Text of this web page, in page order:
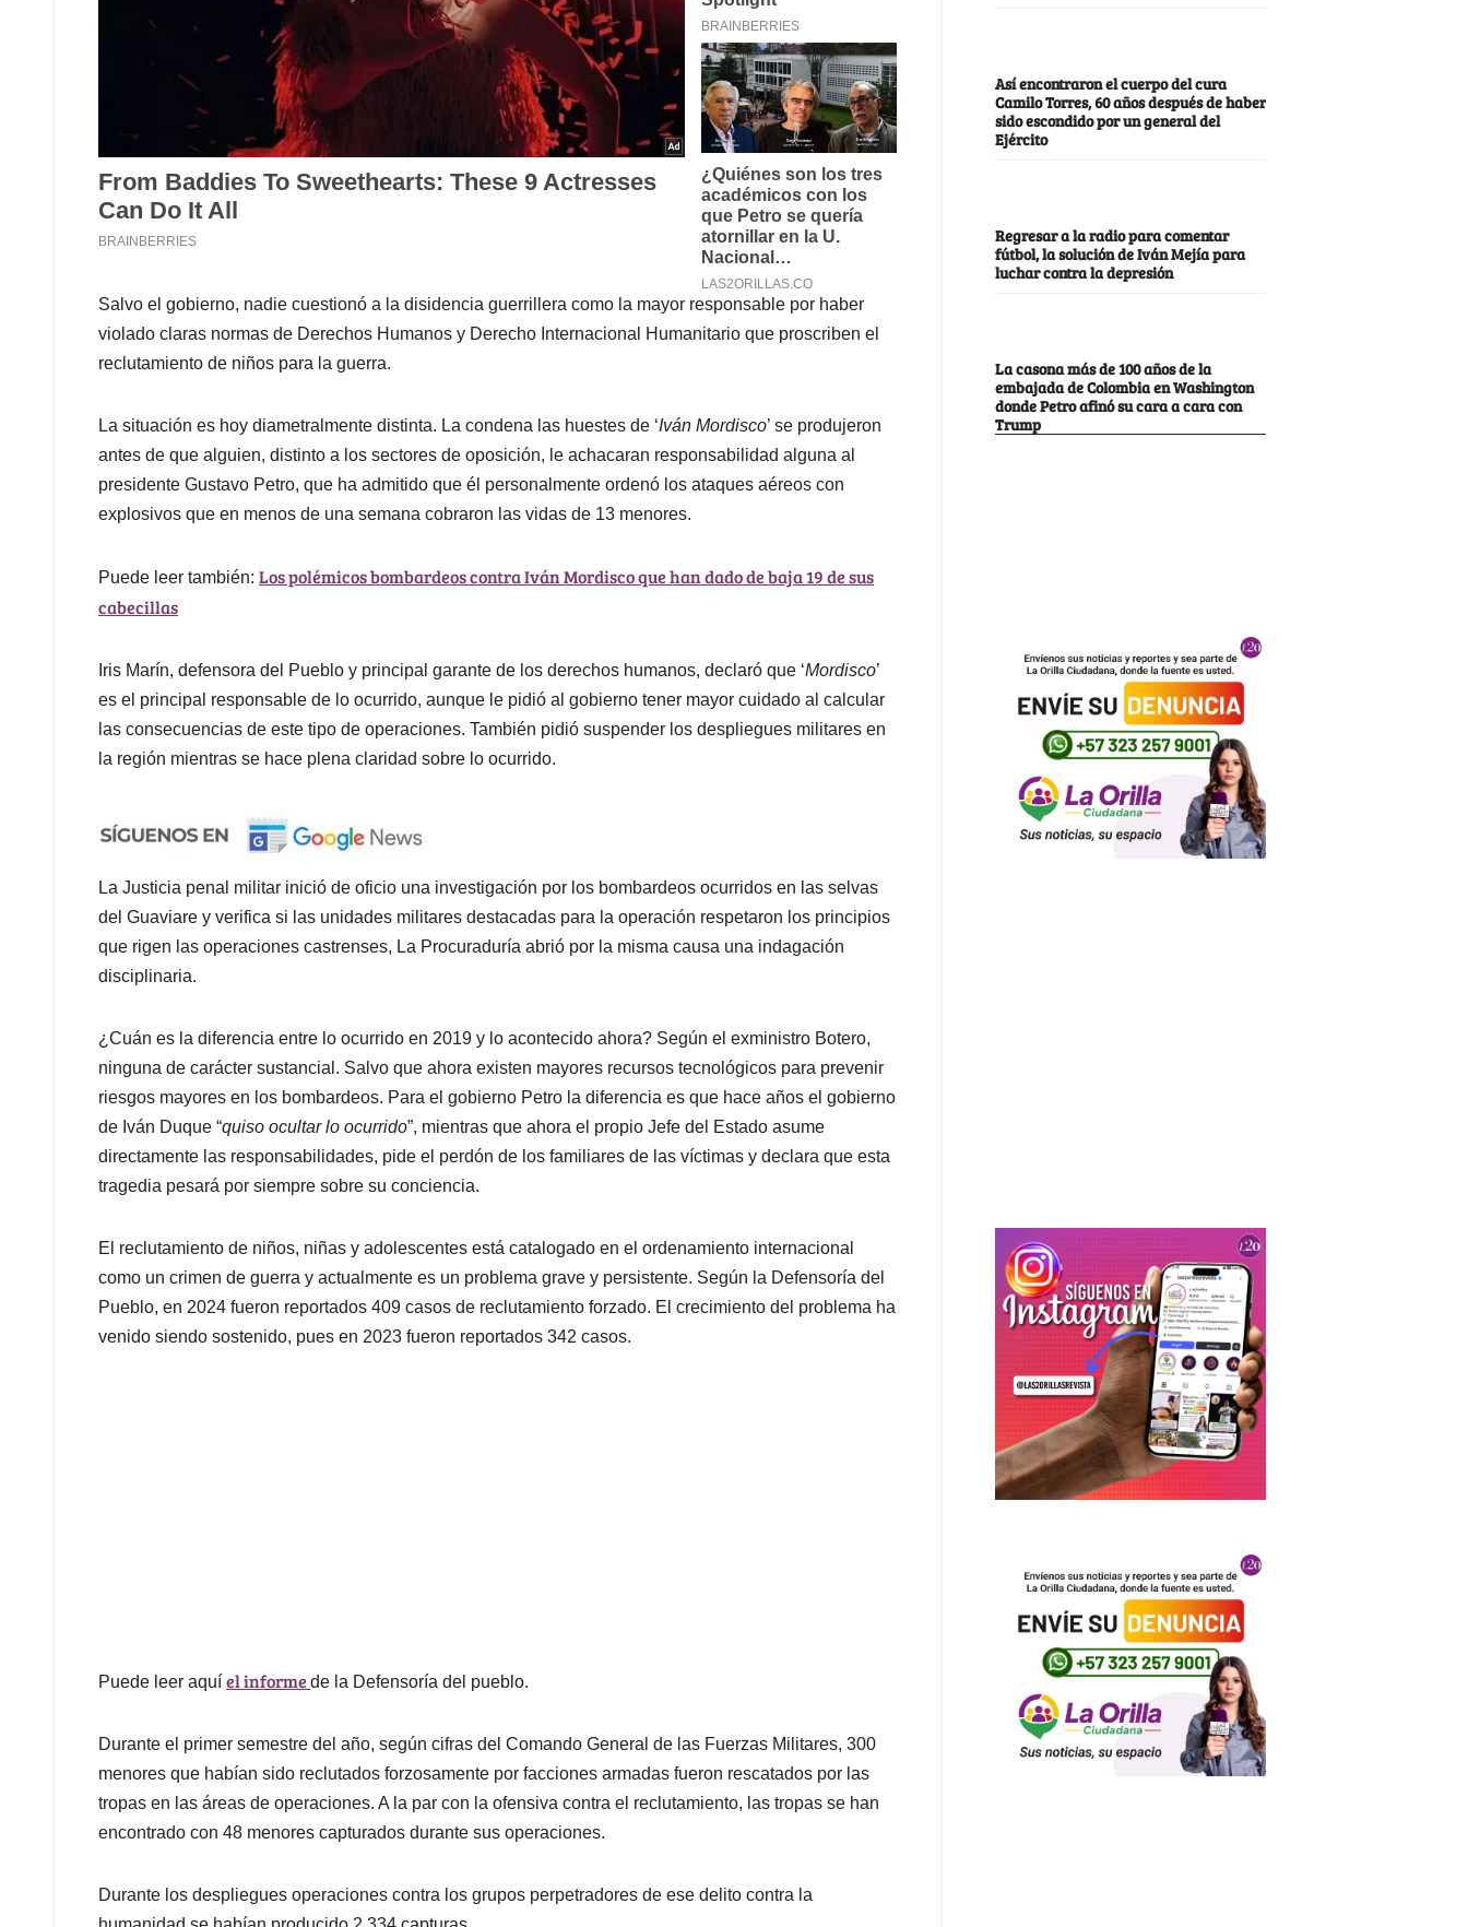
Salvo el gobierno, nadie cuestionó a la disidencia guerrillera como la mayor responsable por haber
violado claras normas de Derechos Humanos y Derecho Internacional Humanitario que proscriben el
reclutamiento de niños para la guerra.
La situación es hoy diametralmente distinta. La condena las huestes de ‘Iván Mordisco’ se produjeron
antes de que alguien, distinto a los sectores de oposición, le achacaran responsabilidad alguna al
presidente Gustavo Petro, que ha admitido que él personalmente ordenó los ataques aéreos con
explosivos que en menos de una semana cobraron las vidas de 13 menores.
Puede leer también: Los polémicos bombardeos contra Iván Mordisco que han dado de baja 19 de sus
cabecillas
Iris Marín, defensora del Pueblo y principal garante de los derechos humanos, declaró que ‘Mordisco’
es el principal responsable de lo ocurrido, aunque le pidió al gobierno tener mayor cuidado al calcular
las consecuencias de este tipo de operaciones. También pidió suspender los despliegues militares en
la región mientras se hace plena claridad sobre lo ocurrido.
La Justicia penal militar inició de oficio una investigación por los bombardeos ocurridos en las selvas
del Guaviare y verifica si las unidades militares destacadas para la operación respetaron los principios
que rigen las operaciones castrenses, La Procuraduría abrió por la misma causa una indagación
disciplinaria.
¿Cuán es la diferencia entre lo ocurrido en 2019 y lo acontecido ahora? Según el exministro Botero,
ninguna de carácter sustancial. Salvo que ahora existen mayores recursos tecnológicos para prevenir
riesgos mayores en los bombardeos. Para el gobierno Petro la diferencia es que hace años el gobierno
de Iván Duque “quiso ocultar lo ocurrido”, mientras que ahora el propio Jefe del Estado asume
directamente las responsabilidades, pide el perdón de los familiares de las víctimas y declara que esta
tragedia pesará por siempre sobre su conciencia.
El reclutamiento de niños, niñas y adolescentes está catalogado en el ordenamiento internacional
como un crimen de guerra y actualmente es un problema grave y persistente. Según la Defensoría del
Pueblo, en 2024 fueron reportados 409 casos de reclutamiento forzado. El crecimiento del problema ha
venido siendo sostenido, pues en 2023 fueron reportados 342 casos.
Puede leer aquí el informe de la Defensoría del pueblo.
Durante el primer semestre del año, según cifras del Comando General de las Fuerzas Militares, 300
menores que habían sido reclutados forzosamente por facciones armadas fueron rescatados por las
tropas en las áreas de operaciones. A la par con la ofensiva contra el reclutamiento, las tropas se han
encontrado con 48 menores capturados durante sus operaciones.
Durante los despliegues operaciones contra los grupos perpetradores de ese delito contra la
Así encontraron el cuerpo del cura
Camilo Torres, 60 años después de haber
sido escondido por un general del
Ejército
Regresar a la radio para comentar
fútbol, la solución de Iván Mejía para
luchar contra la depresión
La casona más de 100 años de la
embajada de Colombia en Washington
donde Petro afinó su cara a cara con
Trump